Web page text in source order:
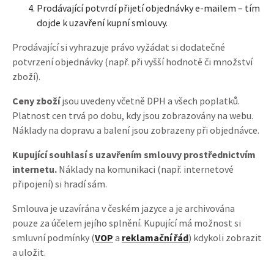
Prodávající potvrdí přijetí objednávky e-mailem – tím
dojde k uzavření kupní smlouvy.
Prodávající si vyhrazuje právo vyžádat si dodatečné
potvrzení objednávky (např. při vyšší hodnotě či množství
zboží).
Ceny zbožíjsou uvedeny včetně DPH a všech poplatků.
Platnost cen trvá po dobu, kdy jsou zobrazovány na webu.
Náklady na dopravu a balení jsou zobrazeny při objednávce.
Kupující souhlasí s uzavřením smlouvy prostřednictvím
internetu. Náklady na komunikaci (např. internetové
připojení) si hradí sám.
Smlouva je uzavírána v českém jazyce a je archivována
pouze za účelem jejího splnění. Kupující má možnost si
smluvní podmínky (VOP a reklamační řád) kdykoli zobrazit
a uložit.